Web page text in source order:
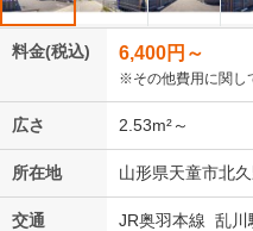
料金(税込) 6,400円～
※その他費用に関し
広さ 2.53m²～
所在地 山形県天童市北
交通 JR奥羽本線 乱